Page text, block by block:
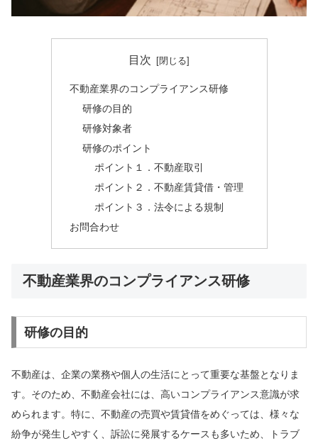
目次
不動産業界のコンプライアンス研修
研修の目的
研修対象者
研修のポイント
ポイント１．不動産取引
ポイント２．不動産賃貸借・管理
ポイント３．法令による規制
お問合わせ
不動産業界のコンプライアンス研修
研修の目的
不動産は、企業の業務や個人の生活にとって重要な基盤となりま
す。そのため、不動産会社には、高いコンプライアンス意識が求
められます。特に、不動産の売買や賃貸借をめぐっては、様々な
紛争が発生しやすく、訴訟に発展するケースも多いため、トラブ